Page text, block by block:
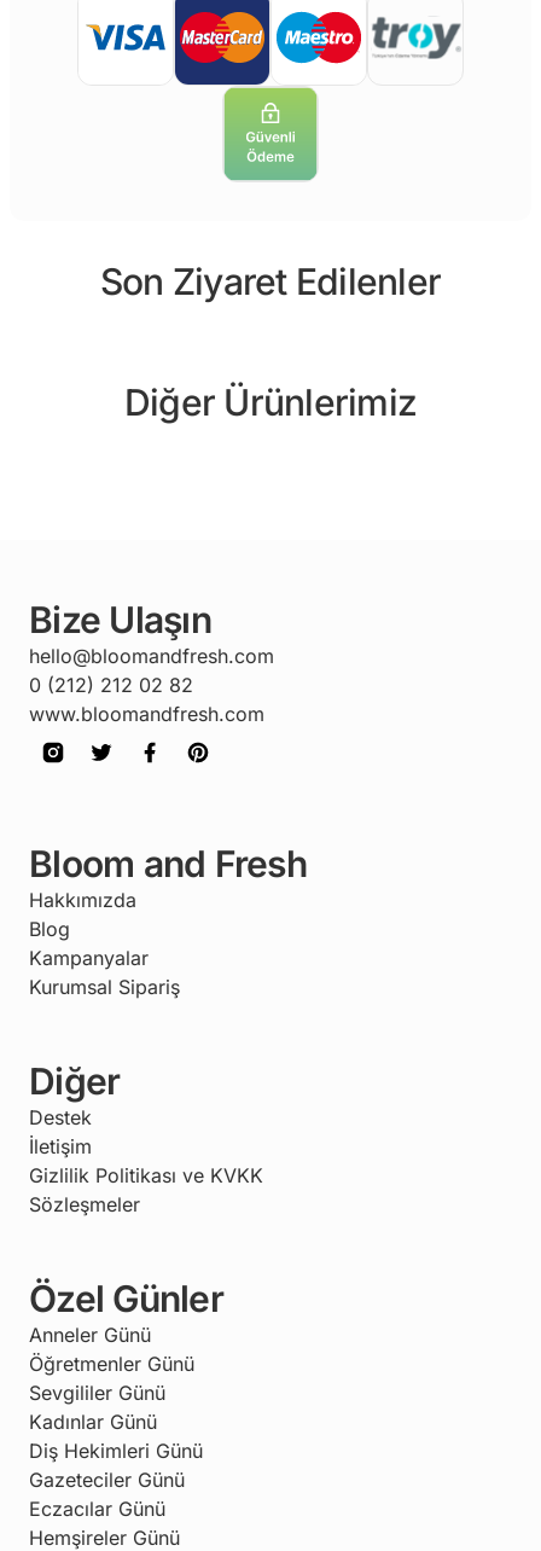
Son Ziyaret Edilenler
Diğer Ürünlerimiz
Bize Ulaşın
hello@bloomandfresh.com
0 (212) 212 02 82
www.bloomandfresh.com
Bloom and Fresh
Hakkımızda
Blog
Kampanyalar
Kurumsal Sipariş
Diğer
Destek
İletişim
Gizlilik Politikası ve KVKK
Sözleşmeler
Özel Günler
Anneler Günü
Öğretmenler Günü
Sevgililer Günü
Kadınlar Günü
Diş Hekimleri Günü
Gazeteciler Günü
Eczacılar Günü
Hemşireler Günü